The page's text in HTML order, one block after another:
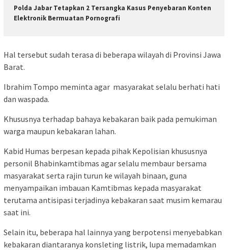
Polda Jabar Tetapkan 2 Tersangka Kasus Penyebaran Konten
Elektronik Bermuatan Pornografi
Hal tersebut sudah terasa di beberapa wilayah di Provinsi Jawa
Barat.
Ibrahim Tompo meminta agar masyarakat selalu berhati hati
dan waspada.
Khususnya terhadap bahaya kebakaran baik pada pemukiman
warga maupun kebakaran lahan.
Kabid Humas berpesan kepada pihak Kepolisian khususnya
personil Bhabinkamtibmas agar selalu membaur bersama
masyarakat serta rajin turun ke wilayah binaan, guna
menyampaikan imbauan Kamtibmas kepada masyarakat
terutama antisipasi terjadinya kebakaran saat musim kemarau
saat ini.
Selain itu, beberapa hal lainnya yang berpotensi menyebabkan
kebakaran diantaranya konsleting listrik, lupa memadamkan